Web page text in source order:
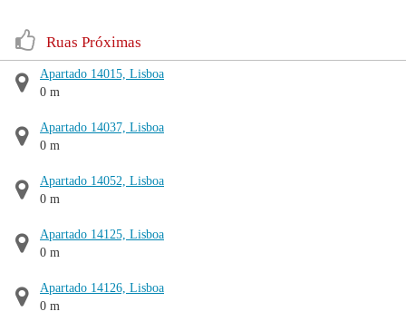
Ruas Próximas
Apartado 14015, Lisboa
0 m
Apartado 14037, Lisboa
0 m
Apartado 14052, Lisboa
0 m
Apartado 14125, Lisboa
0 m
Apartado 14126, Lisboa
0 m